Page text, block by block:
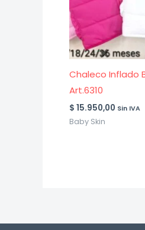
Chaleco Inflado
Art.6310
$ 15.950,00 Sin IVA
Baby Skin